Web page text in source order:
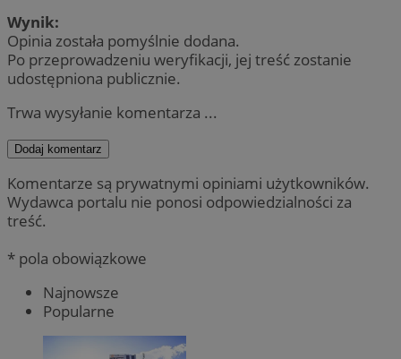
Wynik:
Opinia została pomyślnie dodana.
Po przeprowadzeniu weryfikacji, jej treść zostanie
udostępniona publicznie.
Trwa wysyłanie komentarza ...
Dodaj komentarz
Komentarze są prywatnymi opiniami użytkowników.
Wydawca portalu nie ponosi odpowiedzialności za
treść.
* pola obowiązkowe
Najnowsze
Popularne